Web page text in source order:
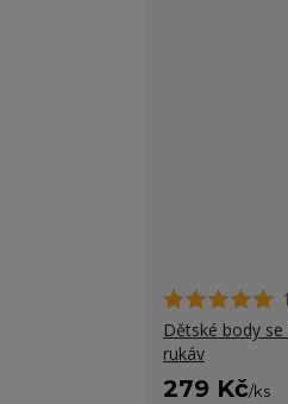
Dětské body
rukáv
279 Kč/ks